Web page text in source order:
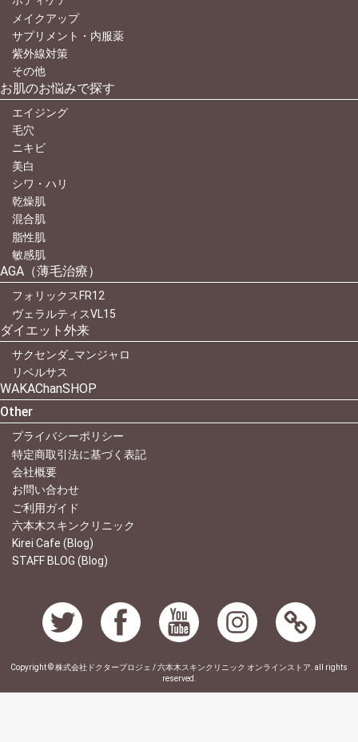
メイクアップ
サプリメント・内服薬
紫外線対策
その他
お肌のお悩みで探す
エイジング
毛穴
ニキビ
美白
シワ・ハリ
乾燥肌
混合肌
脂性肌
敏感肌
AGA（薄毛治療）
フォリックスFR12
ヴェラルティスVL15
ダイエット外来
サクセンダ_マンジャロ
リベルサス
WAKAChanSHOP
Other
プライバシーポリシー
特定商取引法に基づく表記
会社概要
お問い合わせ
ご利用ガイド
六本木スキンクリニック
Kirei Cafe (Blog)
STAFF BLOG (Blog)
Copyright © 株式会社ドクタープロジェ / 六本木スキンクリニック オンラインストア. all rights
reserved.